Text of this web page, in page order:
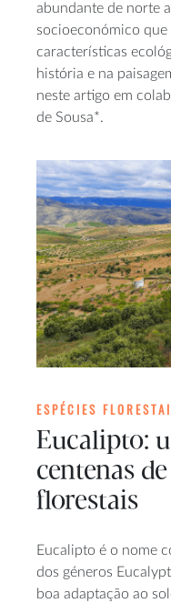
abundante de norte
socioeconómico que
características
história e na
neste artigo em
de Sousa*.
ESPÉCIES
Eucalipto:
centenas
florestais
Eucalipto é o nome
dos géneros
boa adaptação ao